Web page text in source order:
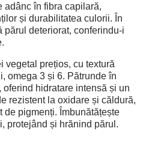
adânc în fibra capilară,
și durabilitatea culorii. În
părul deteriorat, conferindu-i
vegetal prețios, cu textură
omega 3 și 6. Pătrunde în
hidratare intensă și un
rezistent la oxidare și căldură,
pigmenți. Îmbunătățește
protejând și hrănind părul.